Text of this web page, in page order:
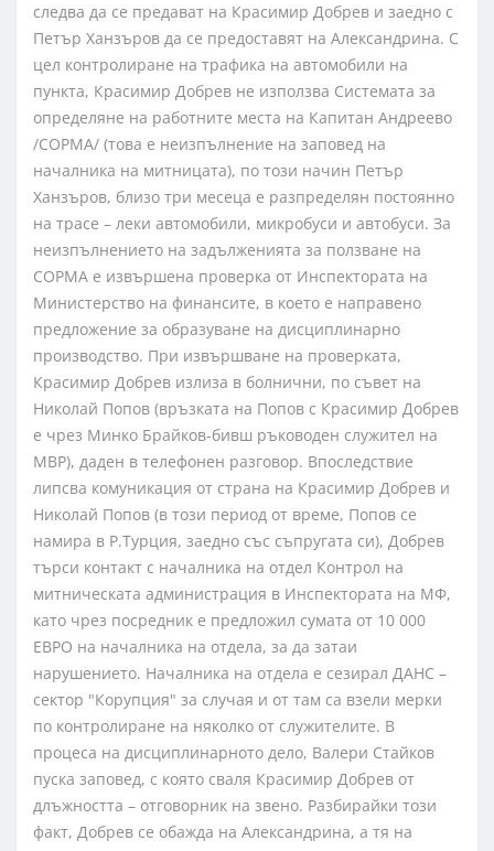
следва да се предават на Красимир Добрев и заедно с
Петър Ханзъров да се предоставят на Александрина. С
цел контролиране на трафика на автомобили на
пункта, Красимир Добрев не използва Системата за
определяне на работните места на Капитан Андреево
/СОРМА/ (това е неизпълнение на заповед на
началника на митницата), по този начин Петър
Ханзъров, близо три месеца е разпределян постоянно
на трасе – леки автомобили, микробуси и автобуси. За
неизпълнението на задълженията за ползване на
СОРМА е извършена проверка от Инспектората на
Министерство на финансите, в което е направено
предложение за образуване на дисциплинарно
производство. При извършване на проверката,
Красимир Добрев излиза в болнични, по съвет на
Николай Попов (връзката на Попов с Красимир Добрев
е чрез Минко Брайков-бивш ръководен служител на
МВР), даден в телефонен разговор. Впоследствие
липсва комуникация от страна на Красимир Добрев и
Николай Попов (в този период от време, Попов се
намира в Р.Турция, заедно със съпругата си), Добрев
търси контакт с началника на отдел Контрол на
митническата администрация в Инспектората на МФ,
като чрез посредник е предложил сумата от 10 000
ЕВРО на началника на отдела, за да затаи
нарушението. Началника на отдела е сезирал ДАНС –
сектор "Корупция" за случая и от там са взели мерки
по контролиране на няколко от служителите. В
процеса на дисциплинарното дело, Валери Стайков
пуска заповед, с която сваля Красимир Добрев от
длъжността – отговорник на звено. Разбирайки този
факт, Добрев се обажда на Александрина, а тя на